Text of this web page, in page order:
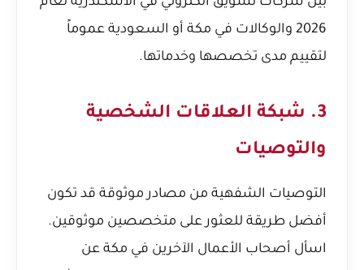
2026 والوكالات في مكة أو السعودية عموماً
لتقييم مدى تخصصها وخدماتها.
3. شبكة العلاقات الشخصية
والتوصيات
التوصيات الشفهية من مصادر موثوقة قد تكون
أفضل طريقة للعثور على متخصصين موثوقين.
اسأل أصحاب الأعمال الآخرين في مكة عن